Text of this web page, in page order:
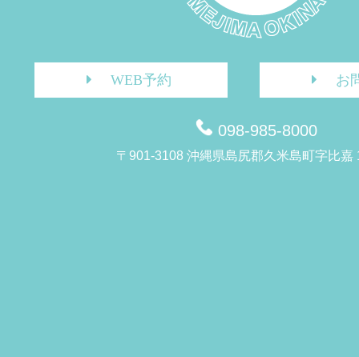
WEB予約 お
098-985-8000
〒901-3108 沖縄県島尻郡久米島町字比嘉